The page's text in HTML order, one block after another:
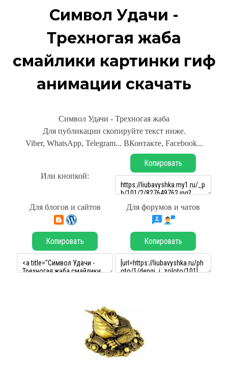
Символ Удачи -
Трехногая жаба
смайлики картинки гиф
анимации скачать
Символ Удачи - Трехногая жаба
Для публикации скопируйте текст ниже.
Viber, WhatsApp, Telegram... ВКонтакте, Facebook...
Или кнопкой:
Копировать
Для блогов и сайтов Для форумов и чатов
Копировать Копировать